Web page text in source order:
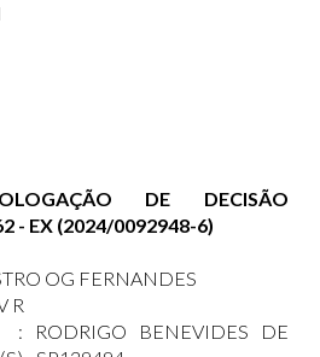
DE DECISÃO
- EX (2024/0092948-6)
OG FERNANDES
R
BENEVIDES DE